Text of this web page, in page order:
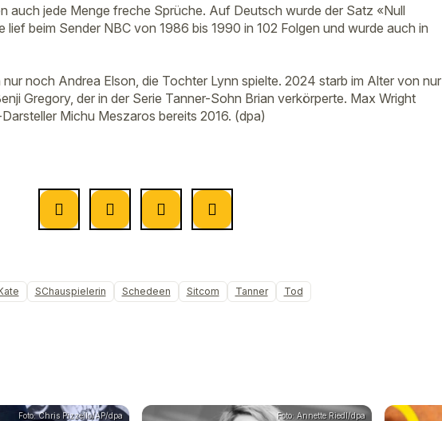
auch jede Menge freche Sprüche. Auf Deutsch wurde der Satz «Null
lief beim Sender NBC von 1986 bis 1990 in 102 Folgen und wurde auch in
noch Andrea Elson, die Tochter Lynn spielte. 2024 starb im Alter von nur
Gregory, der in der Serie Tanner-Sohn Brian verkörperte. Max Wright
Michu Meszaros bereits 2016. (dpa)
SChauspielerin Schedeen Sitcom Tanner Tod
Foto: Chris Pizzello/AP/dpa Foto: Annette Riedl/dpa